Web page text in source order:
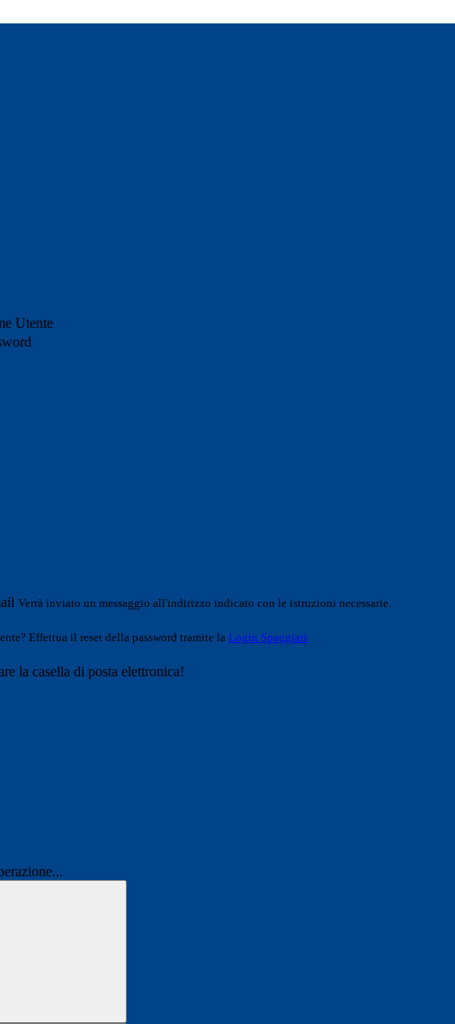
Utente
Verrà inviato un messaggio all'indirizzo indicato con le istruzioni necessarie.
Effettua il reset della password tramite la Login Spaggiari
la casella di posta elettronica!